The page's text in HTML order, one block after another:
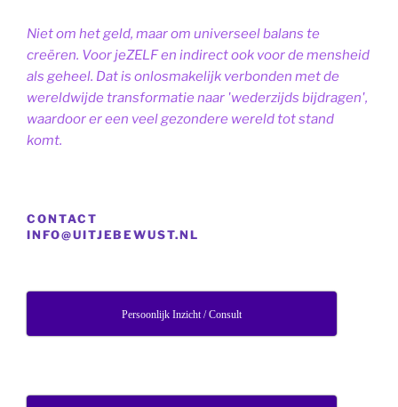
Niet om het geld, maar om universeel balans te
creëren. Voor jeZELF en indirect ook voor de mensheid
als geheel. Dat is onlosmakelijk verbonden met de
wereldwijde transformatie naar 'wederzijds bijdragen',
waardoor er een veel gezondere wereld tot stand
komt.
CONTACT
INFO@UITJEBEWUST.NL
Persoonlijk Inzicht / Consult